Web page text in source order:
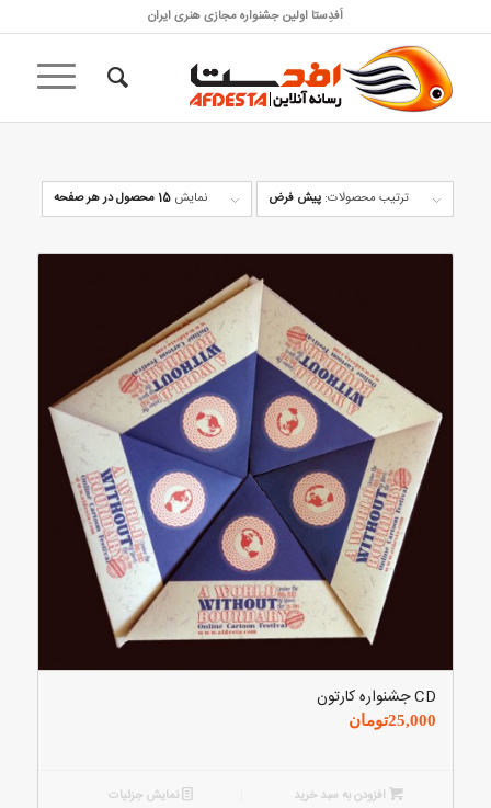
اَفدِستا اولین جشنواره مجازی هنری ایران
ترتیب محصولات: پیش فرض نمایش 15 محصول در هر صفحه
CD جشنواره کارتون
25,000تومان
افزودن به سبد خرید نمایش جزئیات